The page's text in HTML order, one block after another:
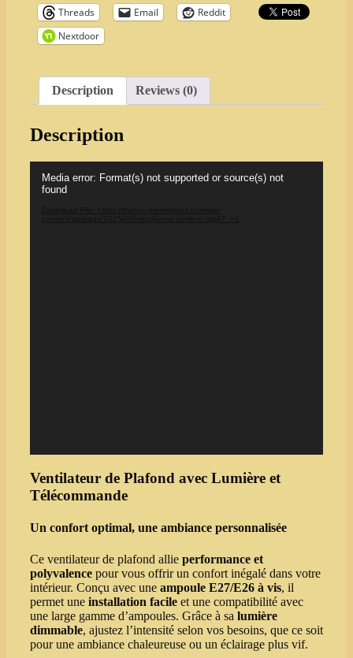
Threads
Email
Reddit
Nextdoor
Description Reviews (0)
Description
Player
Media error: Format(s) not supported or source(s) not
found
Ventilateur de Plafond avec Lumière et
Télécommande
Un confort optimal, une ambiance personnalisée
Ce ventilateur de plafond allie performance et
polyvalence pour vous offrir un confort inégalé dans votre
intérieur. Conçu avec une ampoule E27/E26 à vis, il
permet une installation facile et une compatibilité avec
une large gamme d’ampoules. Grâce à sa lumière
dimmable, ajustez l’intensité selon vos besoins, que ce soit
pour une ambiance chaleureuse ou un éclairage plus vif.